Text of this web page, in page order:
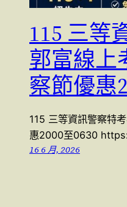
115 三等
郭富線上
察節優惠
115 三等資訊警察特
惠2000至0630
16 6 月, 2026